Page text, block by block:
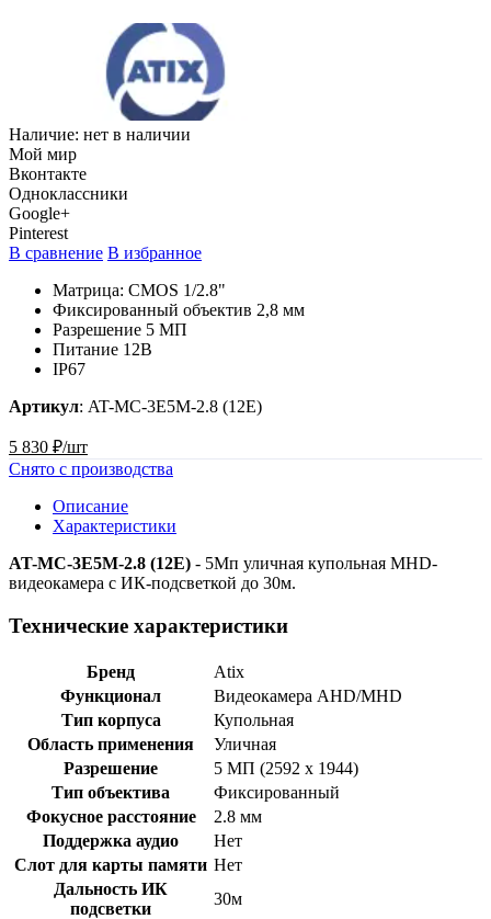
Наличие: нет в наличии
Мой мир
Вконтакте
Одноклассники
Google+
Pinterest
В сравнение В избранное
Матрица: CMOS 1/2.8"
Фиксированный объектив 2,8 мм
Разрешение 5 МП
Питание 12В
IP67
Артикул: AT-MC-3E5M-2.8 (12E)
5 830 ₽/шт
Снято с производства
Описание
Характеристики
AT-MC-3E5M-2.8 (12E) - 5Мп уличная купольная MHD-
видеокамера c ИК-подсветкой до 30м.
Технические характеристики
Бренд
Atix
Функционал
Видеокамера AHD/MHD
Тип корпуса
Купольная
Область применения
Уличная
Разрешение
5 МП (2592 x 1944)
Тип объектива
Фиксированный
Фокусное расстояние
2.8 мм
Поддержка аудио
Нет
Слот для карты памяти Нет
Дальность ИК
подсветки
30м